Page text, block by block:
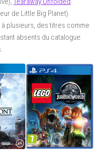
de Little Big Planet).
plusieurs, des titres comme
absents du catalogue